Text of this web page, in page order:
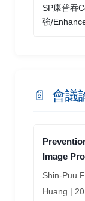
SP康普吞
強/
📄 會議
Image
Shin-Puu
Huang |